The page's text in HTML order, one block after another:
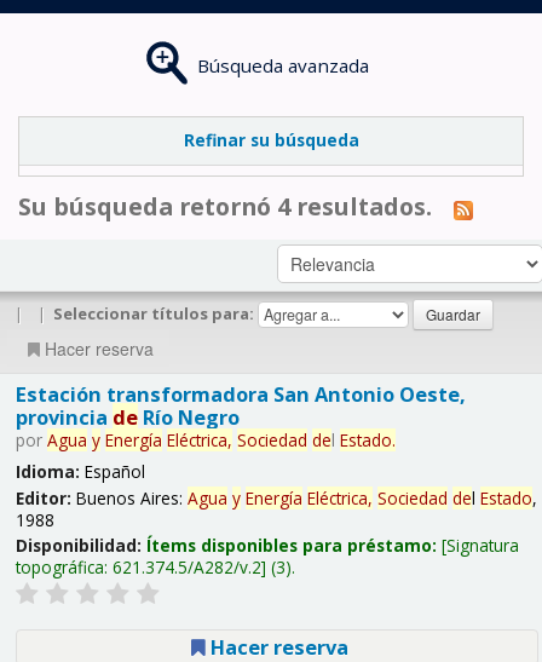
Búsqueda avanzada
Refinar su búsqueda
Su búsqueda retornó 4 resultados.
| | Seleccionar títulos para:
Hacer reserva
Estación transformadora San Antonio Oeste,
provincia deRío Negro
por Agua y Energía Eléctrica, Sociedad del Estado.
Idioma: Español
Editor: Buenos Aires: Agua y Energía Eléctrica, Sociedad del Estado,
1988
Disponibilidad: Ítems disponibles para préstamo: Signatura
topográfica: 621.374.5/A282/v.2 (3).
Hacer reserva